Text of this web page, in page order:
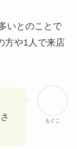
いとのことで
方や1人で来店
もぐこ